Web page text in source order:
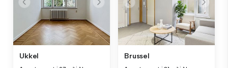
Ukkel Brussel